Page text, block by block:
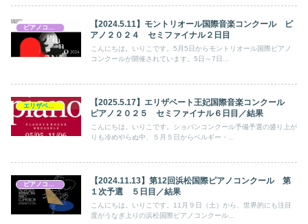
【2024.5.11】モントリオール国際音楽コンクール ピ
アノ２０２４ セミファイナル２日目
こんにちは。いりこです。5月5日からモントリオール国際ピアノ
コンクールが開催されています。5日～7日...
【2025.5.17】エリザベート王妃国際音楽コンクール
ピアノ２０２５ セミファイナル６日目／結果
こんにちは。いりこです。ショパンコンクール予備予選の盛り上が
りも冷めやらぬ中、５月５日からベルギー・...
【2024.11.13】第12回浜松国際ピアノコンクール 第
１次予選 ５日目／結果
こんにちは。いりこです。11月９日（土）から、世界的にも注目
度がうなぎ上りの浜松国際ピアノコンクール...